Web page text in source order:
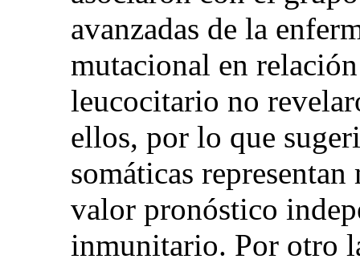
avanzadas de la
mutacional en
leucocitario no
ellos, por lo que
somáticas
valor pronóstico
inmunitario. Por otro